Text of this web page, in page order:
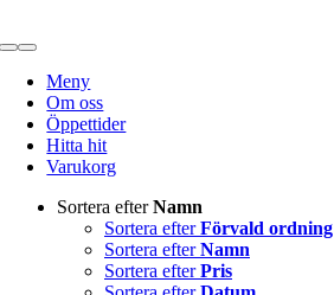
till
Toggle
Navigation
Meny
Om oss
Öppettider
Hitta hit
Varukorg
Sortera efterNamn
Sortera efterFörvald ordning
Sortera efterNamn
Sortera efterPris